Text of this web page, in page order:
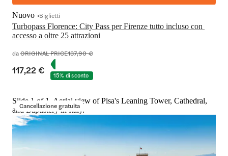
Turbopass Florence: City Pass per Firenze tutto incluso con
accesso a oltre 25 attrazioni
Nuovo Biglietti
daORIGINAL PRICE137,90 €
117,22 € 15% di sconto
Cancellazione gratuita
Slide 1 of 1, Aerial view of Pisa's Leaning Tower, Cathedral,
and Baptistery in Italy.